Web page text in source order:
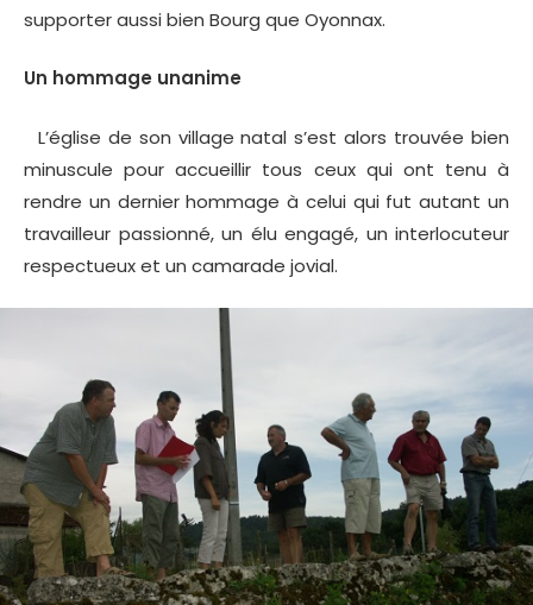
supporter aussi bien Bourg que Oyonnax.
Un hommage unanime
L’église de son village natal s’est alors trouvée bien
minuscule pour accueillir tous ceux qui ont tenu à
rendre un dernier hommage à celui qui fut autant un
travailleur passionné, un élu engagé, un interlocuteur
respectueux et un camarade jovial.